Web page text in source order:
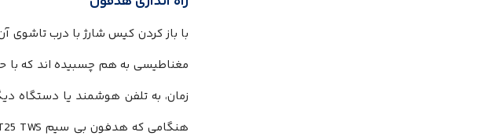
با باز کردن کیس شارژ با درب تاشوی
مغناطیسی به هم چسبیده اند که با
زمان، به تلفن هوشمند یا دستگاه